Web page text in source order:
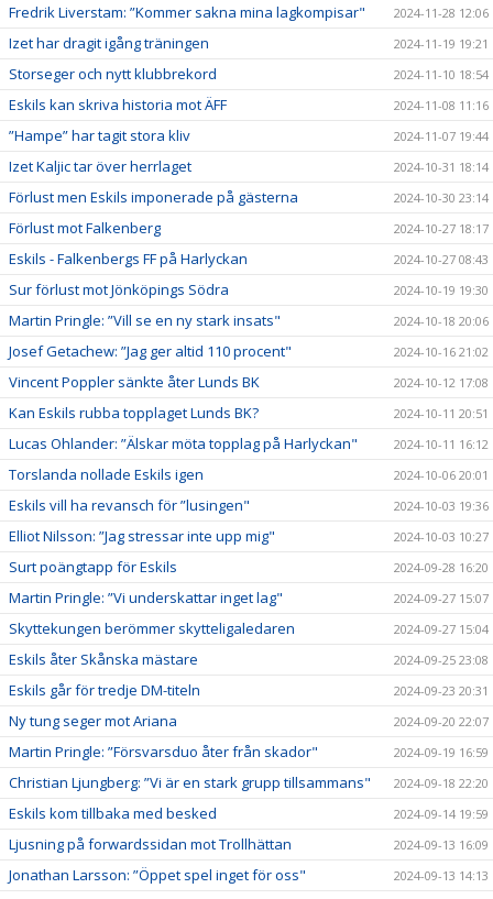
Fredrik Liverstam: ”Kommer sakna mina lagkompisar" 2024-11-28 12:06
Izet har dragit igång träningen 2024-11-19 19:21
Storseger och nytt klubbrekord 2024-11-10 18:54
Eskils kan skriva historia mot ÄFF 2024-11-08 11:16
”Hampe” har tagit stora kliv 2024-11-07 19:44
Izet Kaljic tar över herrlaget 2024-10-31 18:14
Förlust men Eskils imponerade på gästerna 2024-10-30 23:14
Förlust mot Falkenberg 2024-10-27 18:17
Eskils - Falkenbergs FF på Harlyckan 2024-10-27 08:43
Sur förlust mot Jönköpings Södra 2024-10-19 19:30
Martin Pringle: ”Vill se en ny stark insats" 2024-10-18 20:06
Josef Getachew: ”Jag ger altid 110 procent" 2024-10-16 21:02
Vincent Poppler sänkte åter Lunds BK 2024-10-12 17:08
Kan Eskils rubba topplaget Lunds BK? 2024-10-11 20:51
Lucas Ohlander: ”Älskar möta topplag på Harlyckan" 2024-10-11 16:12
Torslanda nollade Eskils igen 2024-10-06 20:01
Eskils vill ha revansch för ”lusingen" 2024-10-03 19:36
Elliot Nilsson: ”Jag stressar inte upp mig" 2024-10-03 10:27
Surt poängtapp för Eskils 2024-09-28 16:20
Martin Pringle: ”Vi underskattar inget lag" 2024-09-27 15:07
Skyttekungen berömmer skytteligaledaren 2024-09-27 15:04
Eskils åter Skånska mästare 2024-09-25 23:08
Eskils går för tredje DM-titeln 2024-09-23 20:31
Ny tung seger mot Ariana 2024-09-20 22:07
Martin Pringle: ”Försvarsduo åter från skador" 2024-09-19 16:59
Christian Ljungberg: ”Vi är en stark grupp tillsammans" 2024-09-18 22:20
Eskils kom tillbaka med besked 2024-09-14 19:59
Ljusning på forwardssidan mot Trollhättan 2024-09-13 16:09
Jonathan Larsson: ”Öppet spel inget för oss" 2024-09-13 14:13